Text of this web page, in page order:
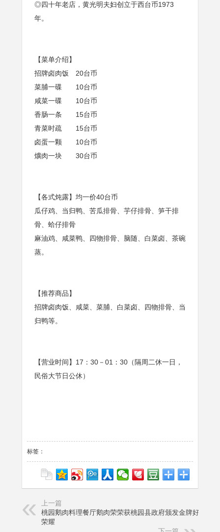
◎四十年老店，黄光明夫妇创立于西台币1973
年。
【菜单介绍】
招牌卤肉饭 20台币
菜脯一碟 10台币
咸菜一碟 10台币
香肠一条 15台币
青菜时疏 15台币
卤蛋一颗 10台币
爌肉一块 30台币
【各式炖露】均一价40台币
瓜仔鸡、当归鸭、苦瓜排骨、芋仔排骨、笋干排
骨、蛤仔排骨
麻油鸡、咸菜鸭、四物排骨、脑随、白菜卤、茶碗
蒸。
【推荐商品】
招牌卤肉饭、咸菜、菜脯、白菜卤、四物排骨、当
归鸭等。
【营业时间】17：30－01：30（隔周二休一日，
民俗大节日公休）
标签：
上一篇
桃园鹅肉料理餐厅鹅肉荣荣获桃园县政府颁发金牌好店的
荣耀